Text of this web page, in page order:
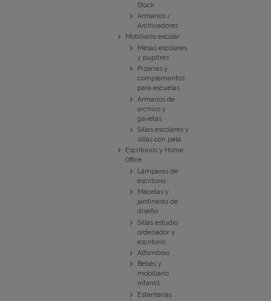
Stock
Armarios /
Archivadores
Mobiliario escolar
Mesas escolares
y pupitres
Pizarras y
complementos
para escuelas
Armarios de
archivo y
gavetas
Sillas escolares y
sillas con pala
Escritorios y Home
Office
Lámparas de
escritorio
Macetas y
jardineras de
diseño
Sillas estudio
ordenador y
escritorio
Alfombras
Bebés y
mobiliario
infantil
Estanterías